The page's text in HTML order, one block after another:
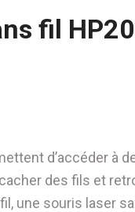
fil
d’accéder à
des fils et
une souris laser